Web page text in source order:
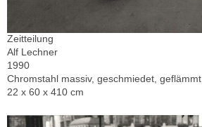
Zeitteilung
Alf Lechner
1990
Chromstahl massiv, geschmiedet, geflämmt
22 x 60 x 410 cm